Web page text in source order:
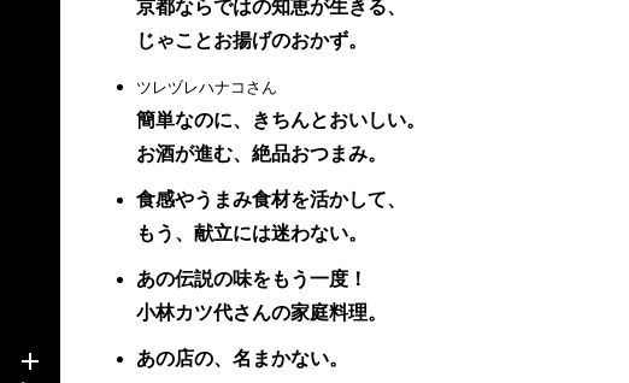
京都ならではの知恵が生きる、
じゃことお揚げのおかず。
ツレヅレハナコさん
簡単なのに、きちんとおいしい。
お酒が進む、絶品おつまみ。
食感やうまみ食材を活かして、
もう、献立には迷わない。
あの伝説の味をもう一度！
小林カツ代さんの家庭料理。
あの店の、名まかない。